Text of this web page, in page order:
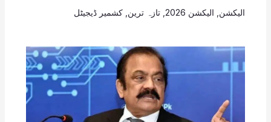
الیکشن الیکشن 2026 , تازہ ترین کشمیر ڈیجیٹل